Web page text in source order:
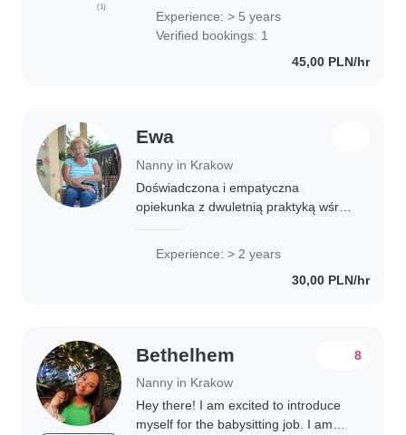
(1)
and personalities. I hold a
Experience: > 5 years
Verified bookings: 1
45,00 PLN/hr
Ewa
Nanny in Krakow
Doświadczona i empatyczna
opiekunka z dwuletnią praktyką wśród
stworzyć ciepłą atmosferę w domu.
Experience: > 2 years
30,00 PLN/hr
Bethelhem
Nanny in Krakow
8
Hey there! I am excited to introduce
myself for the babysitting job. I am